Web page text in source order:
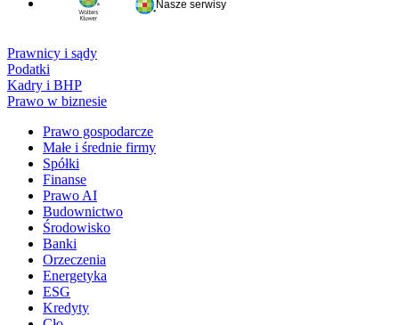
Nasze serwisy
Prawnicy i sądy
Podatki
Kadry i BHP
Prawo w biznesie
Prawo gospodarcze
Małe i średnie firmy
Spółki
Finanse
Prawo AI
Budownictwo
Środowisko
Banki
Orzeczenia
Energetyka
ESG
Kredyty